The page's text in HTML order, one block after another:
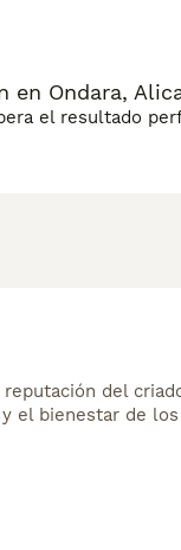
en Ondara,
el resultado
del
el bienestar de